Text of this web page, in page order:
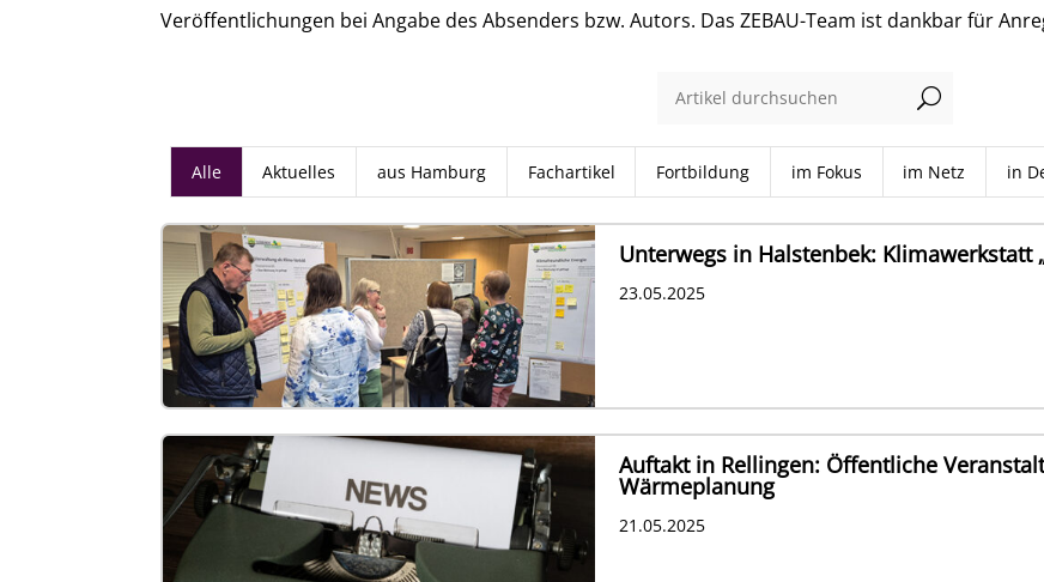
Veröffentlichungen bei Angabe des Absenders bzw. Autors. Das ZEBAU-Team ist dankbar für
U
Alle Aktuelles aus Hamburg Fachartikel Fortbildung im Fokus im Netz in
Unterwegs in Halstenbek: Klimawerkstatt
23.05.2025
Auftakt in Rellingen: Öffentliche
Wärmeplanung
21.05.2025